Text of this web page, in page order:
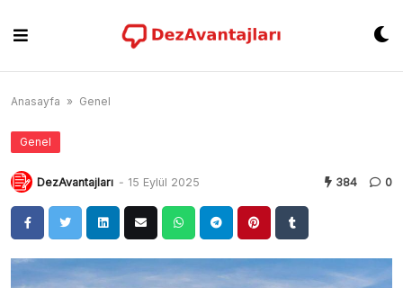
content
Anasayfa » Genel
Genel
DezAvantajları - 15 Eylül 2025 384 0